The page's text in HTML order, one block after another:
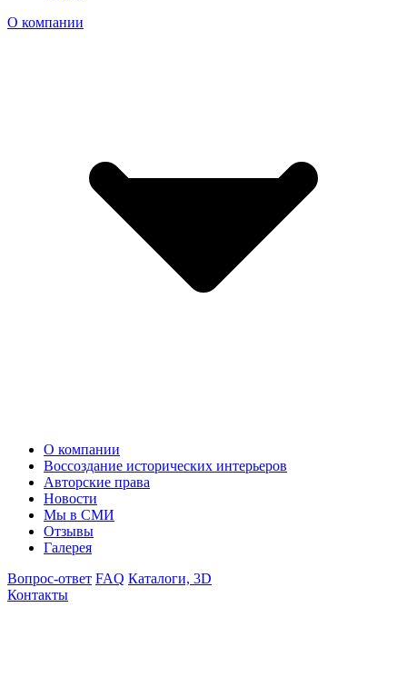
О компании
О компании
Воссоздание исторических интерьеров
Авторские права
Новости
Мы в СМИ
Отзывы
Галерея
Вопрос-ответ FAQ Каталоги, 3D
Контакты